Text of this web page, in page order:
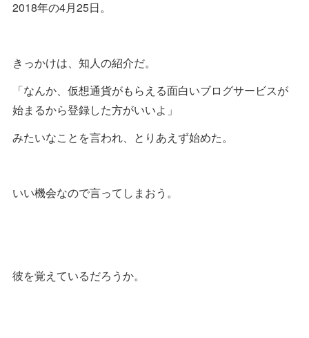
2018年の4月25日。
きっかけは、知人の紹介だ。
「なんか、仮想通貨がもらえる面白いブログサービスが
始まるから登録した方がいいよ」
みたいなことを言われ、とりあえず始めた。
いい機会なので言ってしまおう。
彼を覚えているだろうか。